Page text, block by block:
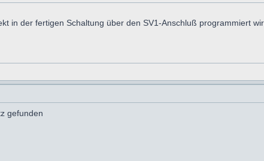
in der fertigen Schaltung über den SV1-Anschluß programmiert
gefunden